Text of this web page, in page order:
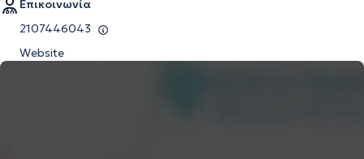
Επικοινωνία
2107446043
Website